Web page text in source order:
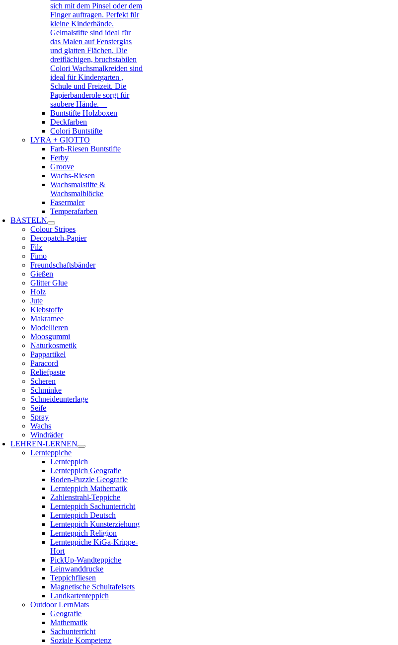
sich mit dem Pinsel oder dem
Finger auftragen. Perfekt für
kleine Kinderhände.
Gelmalstifte sind ideal für
das Malen auf Fensterglas
und glatten Flächen. Die
dreiflächigen, bruchstabilen
Colori Wachsmalkreiden sind
ideal für Kindergarten ,
Schule und Freizeit. Die
Papierbanderole sorgt für
saubere Hände.
Buntstifte Holzboxen
Deckfarben
Colori Buntstifte
LYRA + GIOTTO
Farb-Riesen Buntstifte
Ferby
Groove
Wachs-Riesen
Wachsmalstifte &
Wachsmalblöcke
Fasermaler
Temperafarben
BASTELN
Colour Stripes
Decopatch-Papier
Filz
Fimo
Freundschaftsbänder
Gießen
Glitter Glue
Holz
Jute
Klebstoffe
Makramee
Modellieren
Moosgummi
Naturkosmetik
Pappartikel
Paracord
Reliefpaste
Scheren
Schminke
Schneideunterlage
Seife
Spray
Wachs
Windräder
LEHREN-LERNEN
Lernteppiche
Lernteppich
Lernteppich Geografie
Boden-Puzzle Geografie
Lernteppich Mathematik
Zahlenstrahl-Teppiche
Lernteppich Sachunterricht
Lernteppich Deutsch
Lernteppich Kunsterziehung
Lernteppich Religion
Lernteppiche KiGa-Krippe-
Hort
PickUp-Wandteppiche
Leinwanddrucke
Teppichfliesen
Magnetische Schultafelsets
Landkartenteppich
Outdoor LernMats
Geografie
Mathematik
Sachunterricht
Soziale Kompetenz